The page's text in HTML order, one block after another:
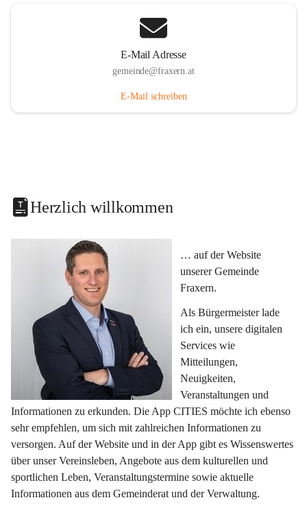
E-Mail Adresse
gemeinde@fraxern.at
E-Mail schreiben
Herzlich willkommen
… auf der Website
unserer Gemeinde
Fraxern.
Als Bürgermeister lade
ich ein, unsere digitalen
Services wie
Mitteilungen,
Neuigkeiten,
Veranstaltungen und
Informationen zu erkunden. Die App CITIES möchte ich ebenso
sehr empfehlen, um sich mit zahlreichen Informationen zu
versorgen. Auf der Website und in der App gibt es Wissenswertes
über unser Vereinsleben, Angebote aus dem kulturellen und
sportlichen Leben, Veranstaltungstermine sowie aktuelle
Informationen aus dem Gemeinderat und der Verwaltung.